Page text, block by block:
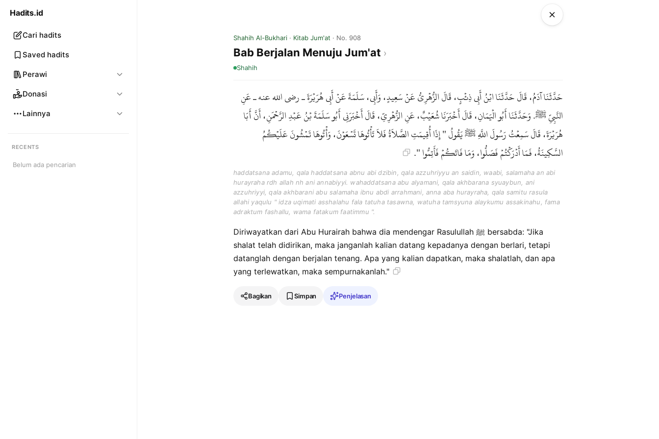
Hadits.id
Cari hadits
Saved hadits
Perawi
Donasi
Lainnya
RECENTS
Belum ada pencarian
Shahih Al-Bukhari · Kitab Jum'at · No. 908
Bab Berjalan Menuju Jum'at
Shahih
حَدَّثَنَا آدَمُ، قَالَ حَدَّثَنَا ابْنُ أَبِي ذِئْبٍ، قَالَ الزُّهْرِيُّ عَنْ سَعِيدٍ، وَأَبِي، سَلَمَةَ عَنْ أَبِي هُرَيْرَةَ ـ رضى الله عنه ـ عَنِ
النَّبِيِّ ﷺ. وَحَدَّثَنَا أَبُو الْيَمَانِ، قَالَ أَخْبَرَنَا شُعَيْبٌ، عَنِ الزُّهْرِيِّ، قَالَ أَخْبَرَنِي أَبُو سَلَمَةَ بْنُ عَبْدِ الرَّحْمَنِ، أَنَّ أَبَا
هُرَيْرَةَ، قَالَ سَمِعْتُ رَسُولَ اللَّهِ ﷺ يَقُولُ " إِذَا أُقِيمَتِ الصَّلاَةُ فَلاَ تَأْتُوهَا تَسْعَوْنَ، وَأْتُوهَا تَمْشُونَ عَلَيْكُمُ
السَّكِينَةُ، فَمَا أَدْرَكْتُمْ فَصَلُّوا، وَمَا فَاتَكُمْ فَأَتِمُّوا ".
haddatsana adamu, qala haddatsana abnu abi dzibin, qala azzuhriyyu an saidin, waabi, salamaha an abi
hurayraha rdh allah nh ani annabiyyi. wahaddatsana abu alyamani, qala akhbarana syuaybun, ani
azzuhriyyi, qala akhbarani abu salamaha ibnu abdi arrahmani, anna aba hurayraha, qala samitu rasula
allahi yaqulu " idza uqimati asshalahu fala tatuha tasawna, watuha tamsyuna alaykumu assakinahu, fama
adraktum fashallu, wama fatakum faatimmu ".
Diriwayatkan dari Abu Hurairah bahwa dia mendengar Rasulullah ﷺ bersabda: "Jika
shalat telah didirikan, maka janganlah kalian datang kepadanya dengan berlari, tetapi
datanglah dengan berjalan tenang. Apa yang kalian dapatkan, maka shalatlah, dan apa
yang terlewatkan, maka sempurnakanlah."
Bagikan Simpan Penjelasan